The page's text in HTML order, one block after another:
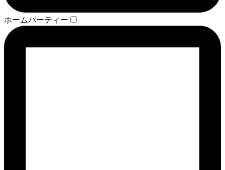
ホームパーティー